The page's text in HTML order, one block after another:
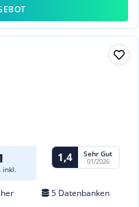
inkl.
1,4 Sehr Gut
01/2026
5 Datenbanken